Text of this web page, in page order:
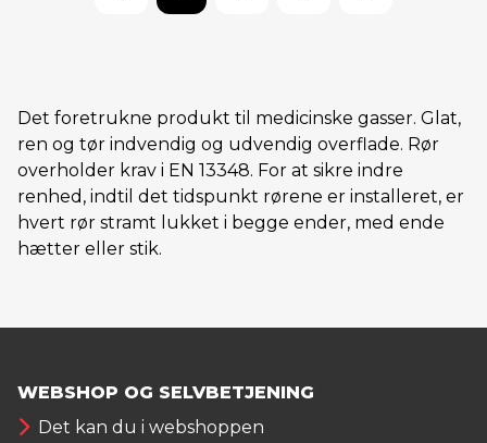
Det foretrukne produkt til medicinske gasser. Glat,
ren og tør indvendig og udvendig overflade. Rør
overholder krav i EN 13348. For at sikre indre
renhed, indtil det tidspunkt rørene er installeret, er
hvert rør stramt lukket i begge ender, med ende
hætter eller stik.
WEBSHOP OG SELVBETJENING
Det kan du i webshoppen